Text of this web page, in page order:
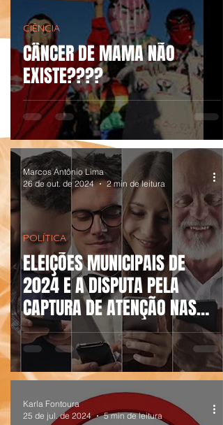
CÂNCER DE MAMA NÃO
EXISTE????
CIÊNCIA
ELEIÇÕES MUNICIPAIS DE
2024 E A DISPUTA PELA
CAPTURA DE ATENÇÃO NAS
REDES SOCIAIS VIRTUAIS
POLÍTICA
Marcos Antônio Lima
26 de out. de 2024
2 min de leitura
Karla Fontoura
25 de jul. de 2024
5 min de leitura